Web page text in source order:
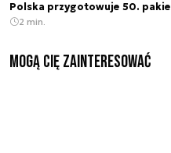
Polska przygotowuje 50.
2 min.
Mogą Cię zainteresować